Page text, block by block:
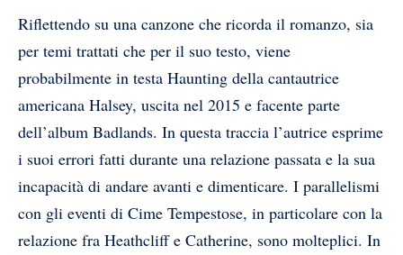
Riflettendo su una canzone che ricorda il romanzo, sia
per temi trattati che per il suo testo, viene
probabilmente in testa Haunting della cantautrice
americana Halsey, uscita nel 2015 e facente parte
dell’album Badlands. In questa traccia l’autrice esprime
i suoi errori fatti durante una relazione passata e la sua
incapacità di andare avanti e dimenticare. I parallelismi
con gli eventi di Cime Tempestose, in particolare con la
relazione fra Heathcliff e Catherine, sono molteplici. In